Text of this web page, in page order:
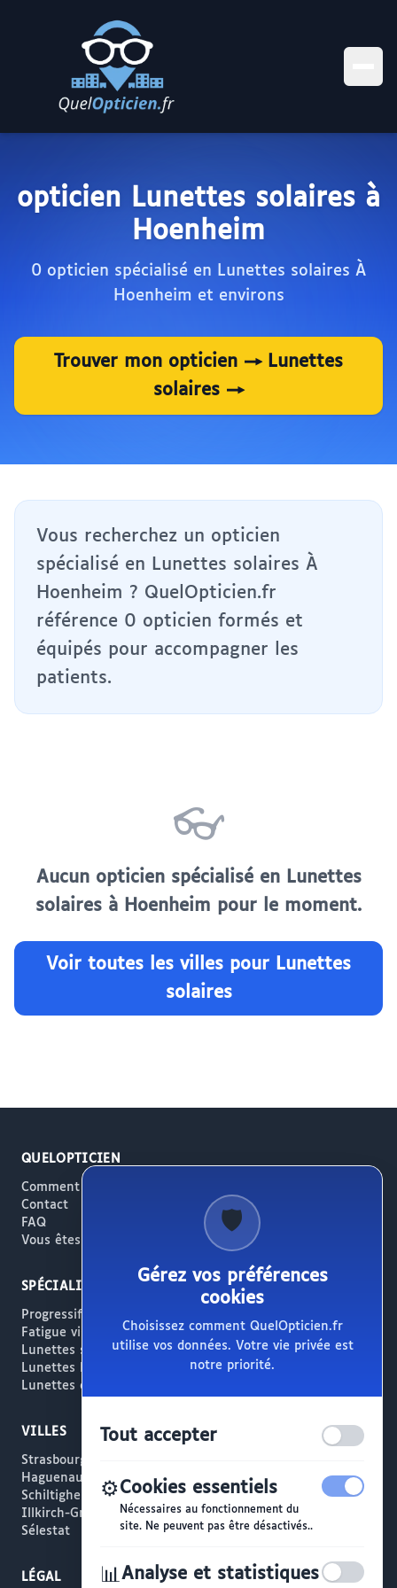
opticien Lunettes solaires à
Hoenheim
0 opticien spécialisé en Lunettes solaires À
Hoenheim et environs
Trouver mon opticien → Lunettes
solaires →
Vous recherchez un opticien
spécialisé en Lunettes solaires À
Hoenheim ? QuelOpticien.fr
référence 0 opticien formés et
équipés pour accompagner les
patients.
👓
Aucun opticien spécialisé en Lunettes
solaires à Hoenheim pour le moment.
Voir toutes les villes pour Lunettes
solaires
QUELOPTICIEN
Comment ça marche
Contact
FAQ
Vous êtes opticien ?
SPÉCIALITÉS
Progressifs / Presbytie
Fatigue visuelle / Écrans
Lunettes solaires
Lunettes haut de gamme
Lunettes créateur
VILLES
Strasbourg
Haguenau
Schiltigheim
Illkirch-Graffenstaden
Sélestat
LÉGAL
🛡️
Gérez vos préférences
cookies
Choisissez comment QuelOpticien.fr
utilise vos données. Votre vie privée est
notre priorité.
Tout accepter
⚙️Cookies essentiels
Nécessaires au fonctionnement du
site. Ne peuvent pas être désactivés..
📊Analyse et statistiques